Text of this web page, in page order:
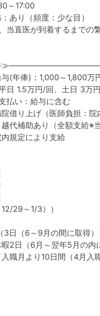
～17:00
あり（頻度：少な目）
当直医が到着するまでの
件
(年俸)：1,000～1,800万
日 1.5万円/回、土日 3万
払い：給与に含む
借り上げ（医師負担：院
代補助あり（全額支給※
規定により支給
12/29～1/3））
3日（6～9月の間に取得）
暇2日（6月～翌年5月の内
入職月より10日間（4月入